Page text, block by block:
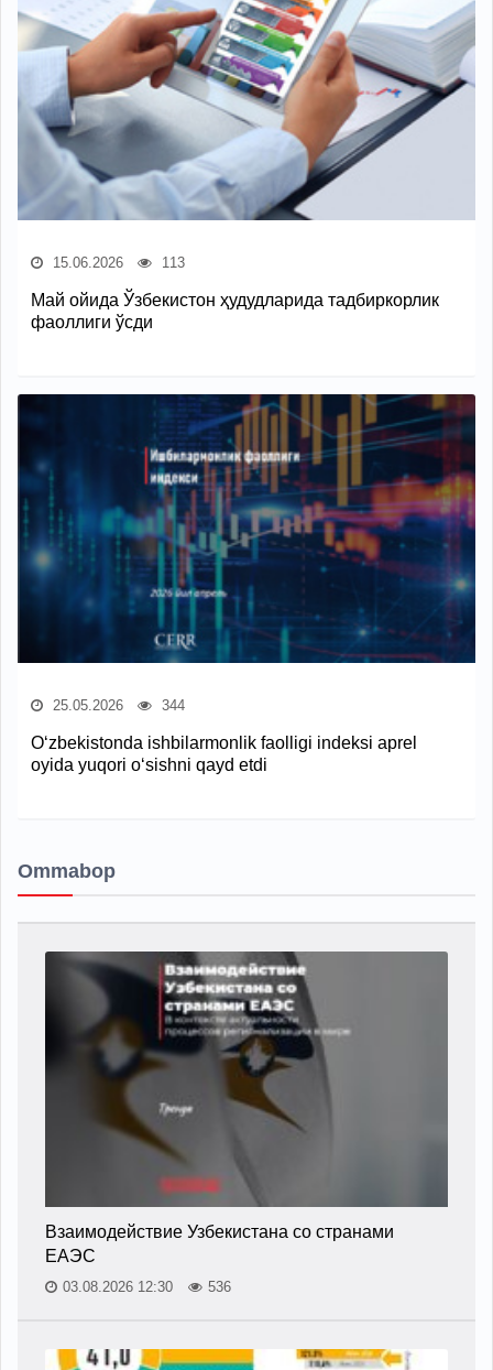
15.06.2026 113
Май ойида Ўзбекистон ҳудудларида тадбиркорлик
фаоллиги ўсди
25.05.2026 344
O‘zbekistonda ishbilarmonlik faolligi indeksi aprel
oyida yuqori o‘sishni qayd etdi
Ommabop
Взаимодействие Узбекистана со странами
ЕАЭС
03.08.2026 12:30 536